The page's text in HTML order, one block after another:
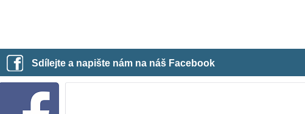
Sdílejte a napište nám na náš Facebook